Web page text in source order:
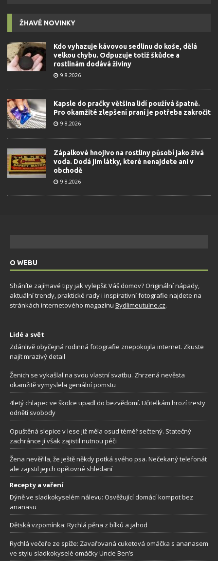
ŽHAVÉ NOVINKY
Kdo vyhazuje kávovou sedlinu do koše, dělá
velkou chybu. Odpuzuje totiž škůdce a
rostlinám dodává živiny
9.8.2026
Kapsle do pračky většina lidí používá špatně.
Pro okamžité zlepšení praní je potřeba zakročit
9.8.2026
Zápalkové hnojivo na rostliny působí jako živá
voda. Dodá jim látky, které nenajdete ani v
obchodě
9.8.2026
O WEBU
Sháníte zajímavé tipy jak vylepšit Váš domov? Originální nápady,
aktuální trendy, praktické rady i inspirativní fotografie najdete na
stránkách internetového magazínu Bydlimeutulne.cz.
Lidé a svět
Zdánlivě obyčejná rodinná fotografie znepokojila internet. Zkuste
najít mrazivý detail
Ženich se vykašlal na svou vlastní svatbu. Zhrzená nevěsta
okamžitě vymyslela geniální pomstu
4letý chlapec ve školce upadl do bezvědomí. Učitelkám hrozí tresty
odnětí svobody
Opuštěná slepice v lese již měla osud téměř sečtený. Statečný
zachránce jí však zajistil nutnou péči
Žena nevěřila, že ještě někdy potká svého psa. Nečekaný telefonát
ale zajistil jejich opětovné shledaní
Recepty a vaření
Dýně ve sladkokyselém nálevu: Osvěžující domácí kompot bez
ananasu
Dětská vzpomínka: Rychlá pěna z bílků a jahod
Rychlá večeře ze spíže: Zavařovaná cuketová omáčka s ananasem
ve stylu sladkokyselé omáčky Uncle Ben’s